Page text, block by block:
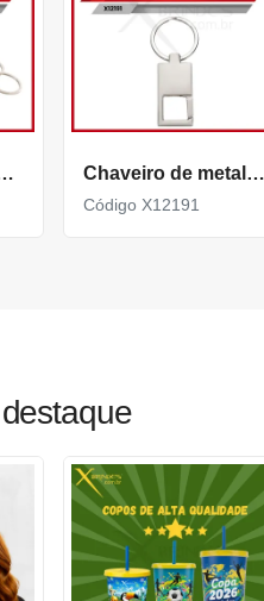
metálica Personalizável X18692 Chaveiro de metal brilhante e espelhado com mosquetão X12191
Código X12191